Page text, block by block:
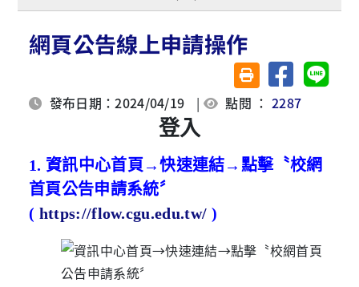
網頁公告線上申請操作
友善列印(另開視窗)
分享至臉書分享
發布日期：2024/04/19 | 點閱 ：2287
登入
1. 資訊中心首頁→快速連結→點擊〝校網
首頁公告申請系統〞
( https://flow.cgu.edu.tw/ )